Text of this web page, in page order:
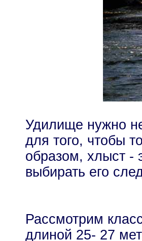
Удилище нужно
для того, чтобы
образом, хлыст -
выбирать его
Рассмотрим
длиной 25- 27